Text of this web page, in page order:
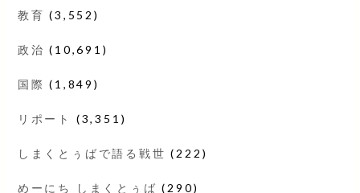
教育 (3,552)
政治 (10,691)
国際 (1,849)
リポート (3,351)
しまくとぅばで語る戦世 (222)
めーにち しまくとぅば (290)